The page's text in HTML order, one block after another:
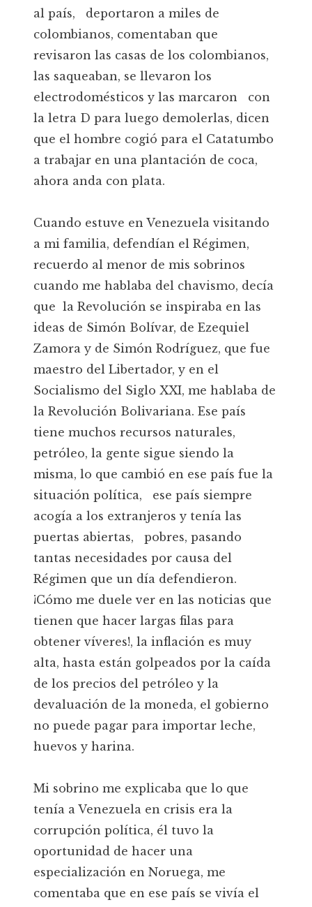
al país, deportaron a miles de
colombianos, comentaban que
revisaron las casas de los colombianos,
las saqueaban, se llevaron los
electrodomésticos y las marcaron con
la letra D para luego demolerlas, dicen
que el hombre cogió para el Catatumbo
a trabajar en una plantación de coca,
ahora anda con plata.
Cuando estuve en Venezuela visitando
a mi familia, defendían el Régimen,
recuerdo al menor de mis sobrinos
cuando me hablaba del chavismo, decía
que la Revolución se inspiraba en las
ideas de Simón Bolívar, de Ezequiel
Zamora y de Simón Rodríguez, que fue
maestro del Libertador, y en el
Socialismo del Siglo XXI, me hablaba de
la Revolución Bolivariana. Ese país
tiene muchos recursos naturales,
petróleo, la gente sigue siendo la
misma, lo que cambió en ese país fue la
situación política, ese país siempre
acogía a los extranjeros y tenía las
puertas abiertas, pobres, pasando
tantas necesidades por causa del
Régimen que un día defendieron.
¡Cómo me duele ver en las noticias que
tienen que hacer largas filas para
obtener víveres!, la inflación es muy
alta, hasta están golpeados por la caída
de los precios del petróleo y la
devaluación de la moneda, el gobierno
no puede pagar para importar leche,
huevos y harina.
Mi sobrino me explicaba que lo que
tenía a Venezuela en crisis era la
corrupción política, él tuvo la
oportunidad de hacer una
especialización en Noruega, me
comentaba que en ese país se vivía el